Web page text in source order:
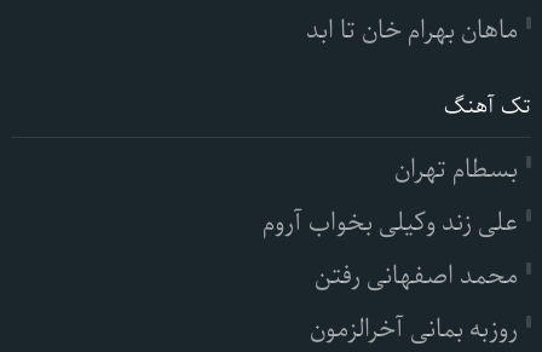
ماهان بهرام خان تا ابد
تک آهنگ
بسطام تهران
علی زند وکیلی بخواب آروم
محمد اصفهانی رفتن
روزبه بمانی آخرالزمون